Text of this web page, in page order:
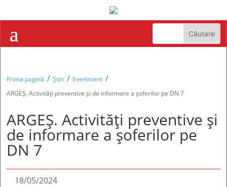
Prima pagină / Știri / Eveniment /
ARGEȘ. Activități preventive și de informare a șoferilor pe DN 7
ARGEȘ. Activități preventive și
de informare a șoferilor pe
DN 7
18/05/2024